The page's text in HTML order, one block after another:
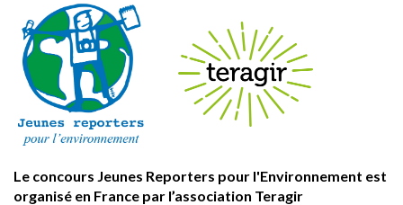
Le concours Jeunes Reporters pour l'Environnement est
organisé en France par l’association Teragir